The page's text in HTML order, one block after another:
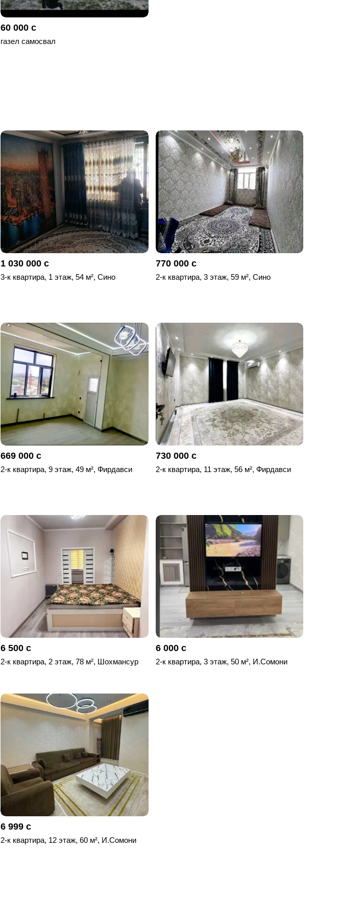
60 000 с
газел самосвал
1 030 000 с
3-к квартира, 1 этаж, 54 м², Сино
770 000 с
2-к квартира, 3 этаж, 59 м², Сино
669 000 с
2-к квартира, 9 этаж, 49 м², Фирдавси
730 000 с
2-к квартира, 11 этаж, 56 м², Фирдавси
6 500 с
2-к квартира, 2 этаж, 78 м², Шохмансур
6 000 с
2-к квартира, 3 этаж, 50 м², И.Сомони
6 999 с
2-к квартира, 12 этаж, 60 м², И.Сомони